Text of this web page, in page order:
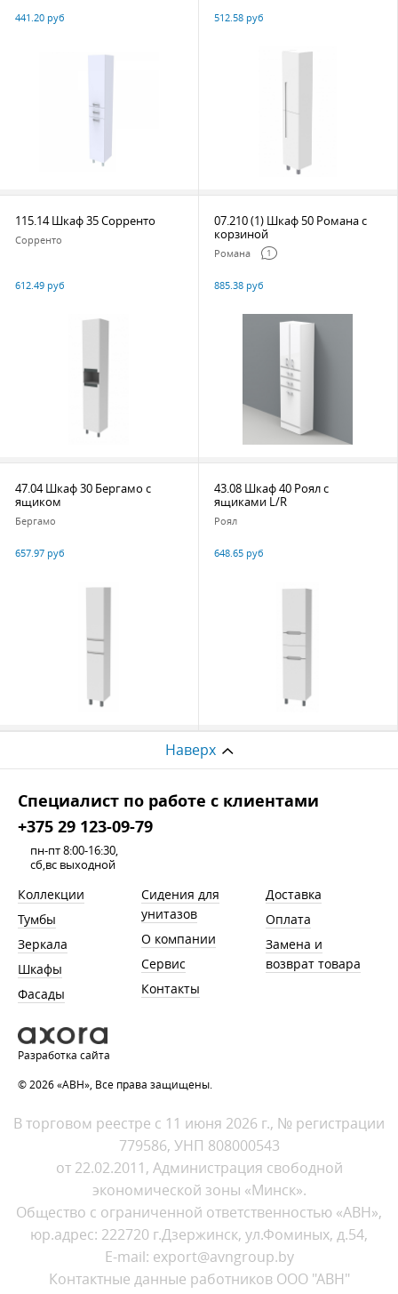
441.20 руб 512.58 руб
115.14 Шкаф 35 Сорренто
Сорренто
612.49 руб
07.210 (1) Шкаф 50 Романа с
корзиной
Романа 1
885.38 руб
47.04 Шкаф 30 Бергамо с
ящиком
Бергамо
657.97 руб
43.08 Шкаф 40 Роял с
ящиками L/R
Роял
648.65 руб
Наверх
Cпециалист по работе с клиентами
+375 29 123-09-79
пн-пт 8:00-16:30,
сб,вс выходной
Коллекции
Тумбы
Зеркала
Шкафы
Фасады
Сидения для
унитазов
О компании
Сервис
Контакты
Доставка
Оплата
Замена и
возврат товара
Разработка сайта
© 2026 «АВН», Все права защищены.
В торговом реестре с 11 июня 2026 г., № регистрации
779586, УНП 808000543
от 22.02.2011, Администрация свободной
экономической зоны «Минск».
Общество с ограниченной ответственностью «АВН»,
юр.адрес: 222720 г.Дзержинск, ул.Фоминых, д.54,
E-mail: export@avngroup.by
Контактные данные работников ООО "АВН"